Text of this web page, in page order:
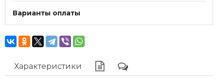
Варианты оплаты
Характеристики